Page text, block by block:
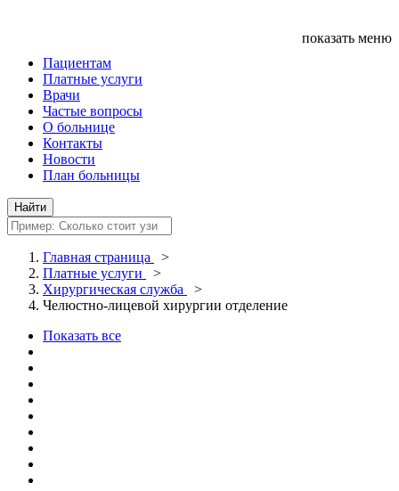
показать меню
Пациентам
Платные услуги
Врачи
Частые вопросы
О больнице
Контакты
Новости
План больницы
Главная страница
>
Платные услуги
>
Хирургическая служба
>
Челюстно-лицевой хирургии отделение
Показать все